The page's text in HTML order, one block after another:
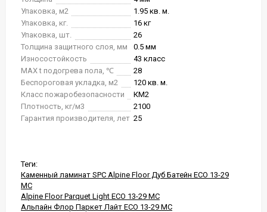
Упаковка, м2
1.95 кв. м.
Упаковка, кг.
16 кг
Упаковка, шт.
26
Толщина защитного слоя, мм
0.5 мм
Износостойкость
43 класс
MAX t подогрева пола, ℃
28
Беспороговая укладка, м2
120 кв. м.
Класс пожаробезопасности
КМ2
Плотность, кг/м3
2100
Гарантия производителя, лет 25
Теги:
Каменный ламинат SPC Alpine Floor Дуб Батейн ЕСО 13-29
MC
Alpine Floor Parquet Light ЕСО 13-29 MC
Альпайн Флор Паркет Лайт ЕСО 13-29 MC